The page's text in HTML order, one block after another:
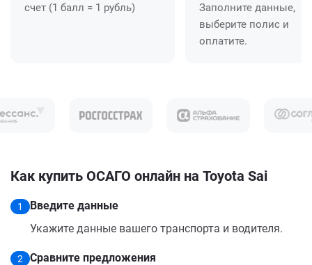
счет (1 балл = 1 рубль)
Заполните данные,
выберите полис и
оплатите.
Как купить ОСАГО онлайн на Toyota Sai
1
Введите данные
Укажите данные вашего транспорта и водителя.
2
Сравните предложения